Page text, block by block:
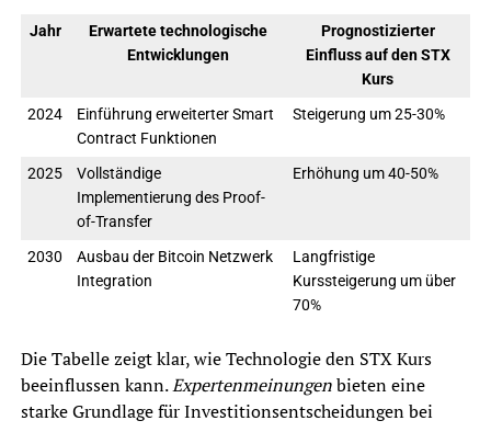
Jahr
Erwartete technologische
Entwicklungen
Prognostizierter
Einfluss auf den STX
Kurs
2024
Einführung erweiterter Smart
Contract Funktionen
Steigerung um 25-30%
2025
Vollständige
Implementierung des Proof-
of-Transfer
Erhöhung um 40-50%
2030
Ausbau der Bitcoin Netzwerk
Integration
Langfristige
Kurssteigerung um über
70%
Die Tabelle zeigt klar, wie Technologie den STX Kurs
beeinflussen kann.Expertenmeinungenbieten eine
starke Grundlage für Investitionsentscheidungen bei